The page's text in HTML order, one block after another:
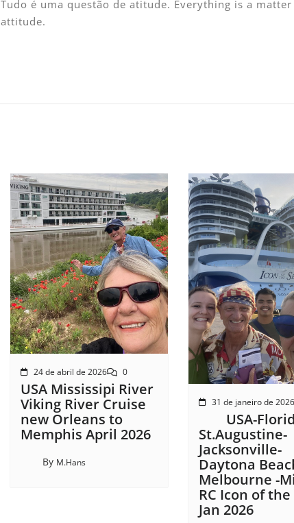
Tudo é uma questão de atitude. Everything is a
attitude.
24 de abril de 2026 0
USA Mississipi River
Viking River Cruise
new Orleans to
Memphis April 2026
By M.Hans
31 de janeiro de 2026
USA-
St.Augustine-
Jacksonville-
Daytona
Melbourne -
RC Icon of the
Jan 2026